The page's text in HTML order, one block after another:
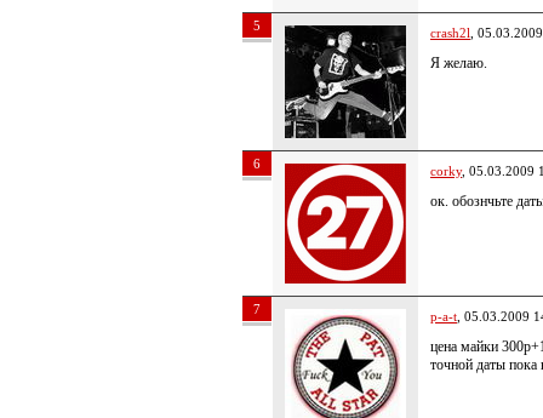
5 crash2l ,
Я желаю.
6 corky, 05.03.2009
ок. обознчьте
7 p-a-t , 05.03.2009
цена майки
точной даты пока